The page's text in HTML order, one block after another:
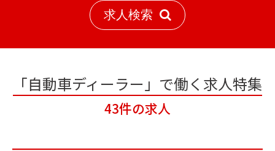
求人検索
「自動車ディーラー」で働く求人特集
43件の求人